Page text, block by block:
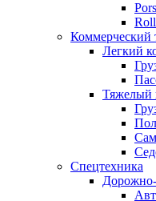
Коммерческий
Легкий
Тяжелый
Спецтехника
Дорожно-